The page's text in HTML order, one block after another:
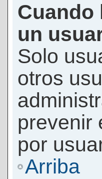
Cuando
un
Solo
otros
prevenir
por
Arriba